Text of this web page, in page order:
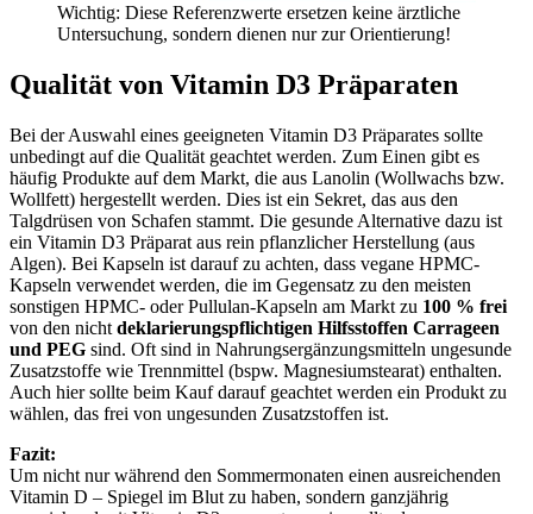
Wichtig: Diese Referenzwerte ersetzen keine ärztliche
Untersuchung, sondern dienen nur zur Orientierung!
Qualität von Vitamin D3 Präparaten
Bei der Auswahl eines geeigneten Vitamin D3 Präparates sollte
unbedingt auf die Qualität geachtet werden. Zum Einen gibt es
häufig Produkte auf dem Markt, die aus Lanolin (Wollwachs bzw.
Wollfett) hergestellt werden. Dies ist ein Sekret, das aus den
Talgdrüsen von Schafen stammt. Die gesunde Alternative dazu ist
ein Vitamin D3 Präparat aus rein pflanzlicher Herstellung (aus
Algen). Bei Kapseln ist darauf zu achten, dass vegane HPMC-
Kapseln verwendet werden, die im Gegensatz zu den meisten
sonstigen HPMC- oder Pullulan-Kapseln am Markt zu 100 % frei
von den nicht deklarierungspflichtigen Hilfsstoffen Carrageen
und PEG sind. Oft sind in Nahrungsergänzungsmitteln ungesunde
Zusatzstoffe wie Trennmittel (bspw. Magnesiumstearat) enthalten.
Auch hier sollte beim Kauf darauf geachtet werden ein Produkt zu
wählen, das frei von ungesunden Zusatzstoffen ist.
Fazit:
Um nicht nur während den Sommermonaten einen ausreichenden
Vitamin D – Spiegel im Blut zu haben, sondern ganzjährig